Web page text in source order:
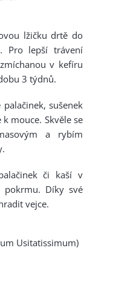
lžičku drtě do
Pro lepší trávení
v kefíru
3 týdnů.
sušenek
mouce. Skvěle se
a rybím
či kaší v
pokrmu. Díky své
vejce.
Usitatissimum)